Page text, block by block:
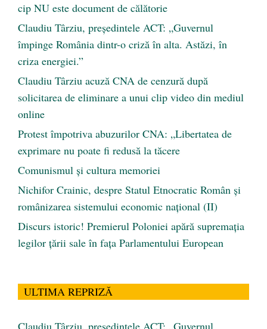
cip NU este document de călătorie
Claudiu Târziu, președintele ACT: „Guvernul
împinge România dintr-o criză în alta. Astăzi, în
criza energiei.”
Claudiu Târziu acuză CNA de cenzură după
solicitarea de eliminare a unui clip video din mediul
online
Protest împotriva abuzurilor CNA: „Libertatea de
exprimare nu poate fi redusă la tăcere
Comunismul şi cultura memoriei
Nichifor Crainic, despre Statul Etnocratic Român şi
românizarea sistemului economic naţional (II)
Discurs istoric! Premierul Poloniei apără supremația
legilor țării sale în fața Parlamentului European
ULTIMA REPRIZĂ
Claudiu Târziu, președintele ACT: „Guvernul